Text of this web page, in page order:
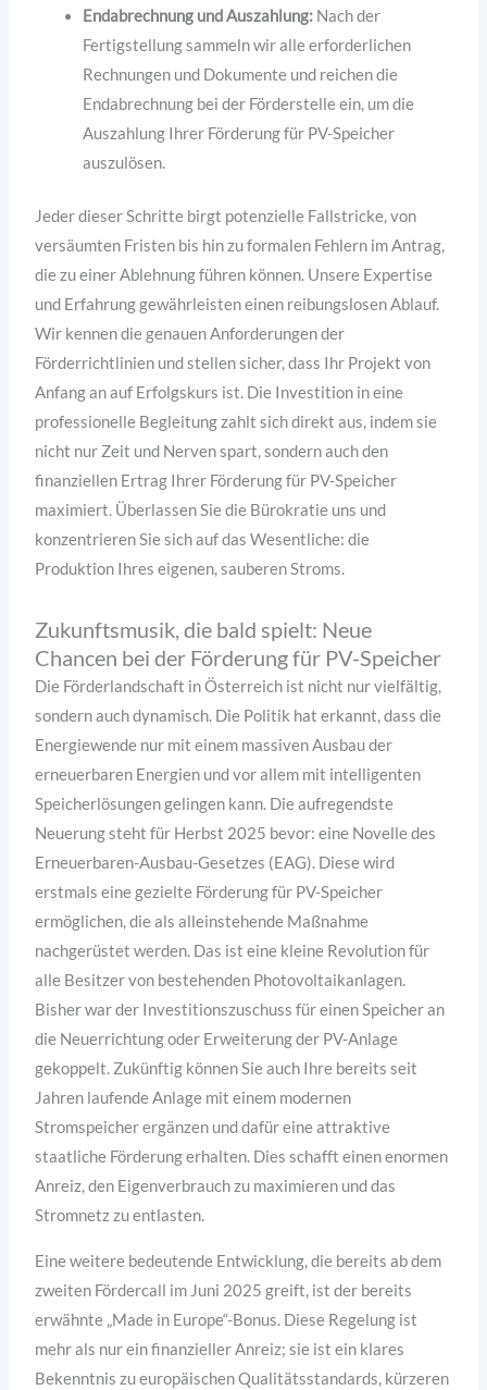
Endabrechnung und Auszahlung: Nach der
Fertigstellung sammeln wir alle erforderlichen
Rechnungen und Dokumente und reichen die
Endabrechnung bei der Förderstelle ein, um die
Auszahlung Ihrer Förderung für PV-Speicher
auszulösen.
Jeder dieser Schritte birgt potenzielle Fallstricke, von
versäumten Fristen bis hin zu formalen Fehlern im Antrag,
die zu einer Ablehnung führen können. Unsere Expertise
und Erfahrung gewährleisten einen reibungslosen Ablauf.
Wir kennen die genauen Anforderungen der
Förderrichtlinien und stellen sicher, dass Ihr Projekt von
Anfang an auf Erfolgskurs ist. Die Investition in eine
professionelle Begleitung zahlt sich direkt aus, indem sie
nicht nur Zeit und Nerven spart, sondern auch den
finanziellen Ertrag Ihrer Förderung für PV-Speicher
maximiert. Überlassen Sie die Bürokratie uns und
konzentrieren Sie sich auf das Wesentliche: die
Produktion Ihres eigenen, sauberen Stroms.
Zukunftsmusik, die bald spielt: Neue
Chancen bei der Förderung für PV-Speicher
Die Förderlandschaft in Österreich ist nicht nur vielfältig,
sondern auch dynamisch. Die Politik hat erkannt, dass die
Energiewende nur mit einem massiven Ausbau der
erneuerbaren Energien und vor allem mit intelligenten
Speicherlösungen gelingen kann. Die aufregendste
Neuerung steht für Herbst 2025 bevor: eine Novelle des
Erneuerbaren-Ausbau-Gesetzes (EAG). Diese wird
erstmals eine gezielte Förderung für PV-Speicher
ermöglichen, die als alleinstehende Maßnahme
nachgerüstet werden. Das ist eine kleine Revolution für
alle Besitzer von bestehenden Photovoltaikanlagen.
Bisher war der Investitionszuschuss für einen Speicher an
die Neuerrichtung oder Erweiterung der PV-Anlage
gekoppelt. Zukünftig können Sie auch Ihre bereits seit
Jahren laufende Anlage mit einem modernen
Stromspeicher ergänzen und dafür eine attraktive
staatliche Förderung erhalten. Dies schafft einen enormen
Anreiz, den Eigenverbrauch zu maximieren und das
Stromnetz zu entlasten.
Eine weitere bedeutende Entwicklung, die bereits ab dem
zweiten Fördercall im Juni 2025 greift, ist der bereits
erwähnte „Made in Europe“-Bonus. Diese Regelung ist
mehr als nur ein finanzieller Anreiz; sie ist ein klares
Bekenntnis zu europäischen Qualitätsstandards, kürzeren